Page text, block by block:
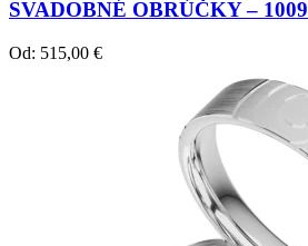
SVADOBNÉ OBRÚČKY – 1009
Od: 515,00 €